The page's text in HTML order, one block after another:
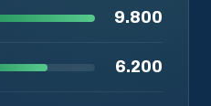
9.800
6.200